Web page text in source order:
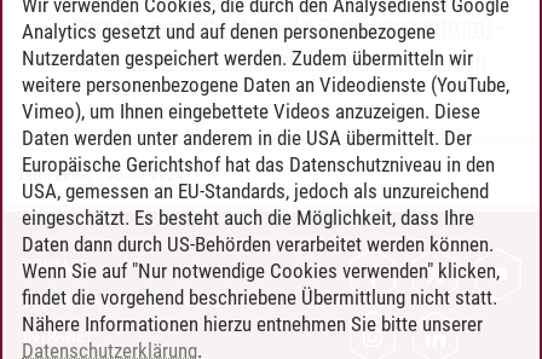
Sprachangebot (ehemals Sprachenzentrum)
Sprachangebot und Sonderveranstaltungen
Timo Leder/30.06.2024
KONTAKT
LEUPHANA ALS ARBEITGEBER
INTRANET
Analytics gesetzt und auf denen personenbezogene
Nutzerdaten gespeichert werden. Zudem übermitteln wir
weitere personenbezogene Daten an Videodienste (YouTube,
Vimeo), um Ihnen eingebettete Videos anzuzeigen. Diese
Daten werden unter anderem in die USA übermittelt. Der
Europäische Gerichtshof hat das Datenschutzniveau in den
USA, gemessen an EU-Standards, jedoch als unzureichend
eingeschätzt. Es besteht auch die Möglichkeit, dass Ihre
Daten dann durch US-Behörden verarbeitet werden können.
Wenn Sie auf "Nur notwendige Cookies verwenden" klicken,
findet die vorgehend beschriebene Übermittlung nicht statt.
Nähere Informationen hierzu entnehmen Sie bitte unserer
Datenschutzerklärung.